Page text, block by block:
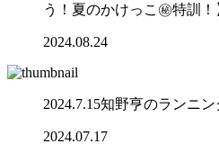
う！夏のかけっこ㊙️特訓！
2024.08.24
2024.7.15知野亨のランニ
2024.07.17